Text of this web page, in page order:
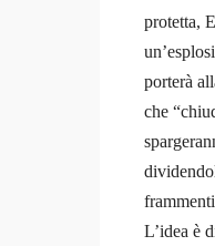
protetta,
porterà
che
L’idea è